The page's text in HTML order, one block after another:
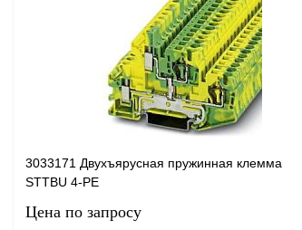
Сравнение
Под заказ
3033171 Двухъярусная пружинная клемма
STTBU 4-PE
Цена по запросу